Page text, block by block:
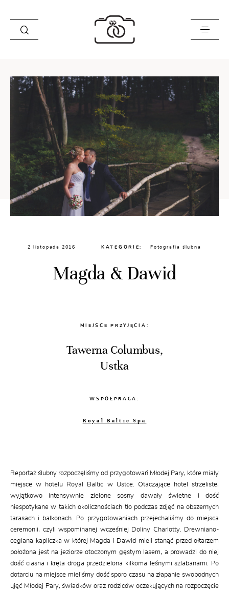
Historie
Opinie
Oferta
O mnie
Blog
Sklep
Kontakt
2 listopada 2016 KATEGORIE: Fotografia ślubna
Magda & Dawid
MIEJSCE PRZYJĘCIA:
Tawerna Columbus,
Ustka
WSPÓŁPRACA:
Royal Baltic Spa
Reportaż ślubny rozpoczęliśmy od przygotowań Młodej Pary, które miały
miejsce w hotelu Royal Baltic w Ustce. Otaczające hotel strzeliste,
wyjątkowo intensywnie zielone sosny dawały świetne i dość
niespotykane w takich okolicznościach tło podczas zdjęć na obszernych
tarasach i balkonach. Po przygotowaniach przejechaliśmy do miejsca
ceremonii, czyli wspominanej wcześniej Doliny Charlotty. Drewniano-
ceglana kapliczka w której Magda i Dawid mieli stanąć przed ołtarzem
położona jest na jeziorze otoczonym gęstym lasem, a prowadzi do niej
dość ciasna i kręta droga przedzielona kilkoma leśnymi szlabanami. Po
dotarciu na miejsce mieliśmy dość sporo czasu na złapanie swobodnych
ujęć Młodej Pary, świadków oraz rodziców oczekujących na rozpoczęcie